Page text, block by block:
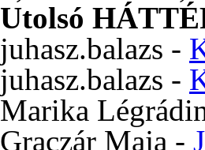
Utolsó
juhasz.balazs -
juhasz.balazs -
Marika
Graczár Maja -